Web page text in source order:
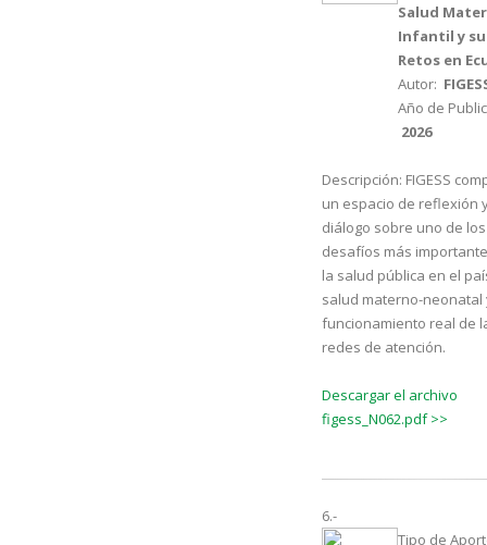
Salud
Infantil y
Retos en
Autor:
Año de
2026
Descripción: FIGESS
un espacio de reflexión
diálogo sobre uno de los
desafíos más
la salud pública en el
salud materno-neonatal
funcionamiento real de
redes de atención.
Descargar el archivo
figess_N062.pdf >>
6.-
Tipo de